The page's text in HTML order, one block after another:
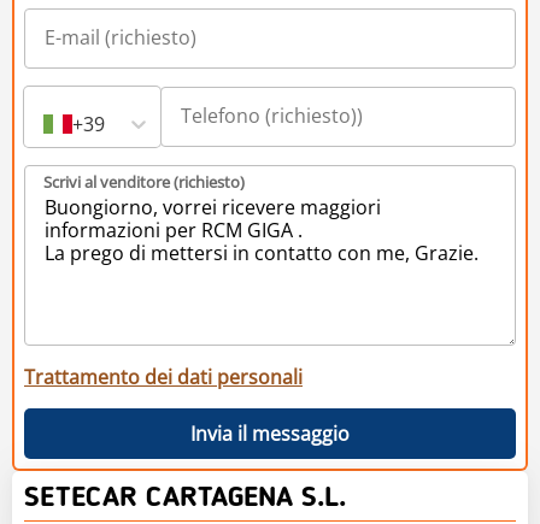
+39
Scrivi al venditore (richiesto)
Trattamento dei dati personali
Invia il messaggio
SETECAR CARTAGENA S.L.